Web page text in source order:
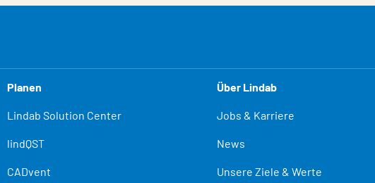
Planen
Lindab Solution Center
lindQST
CADvent
Über Lindab
Jobs & Karriere
News
Unsere Ziele & Werte